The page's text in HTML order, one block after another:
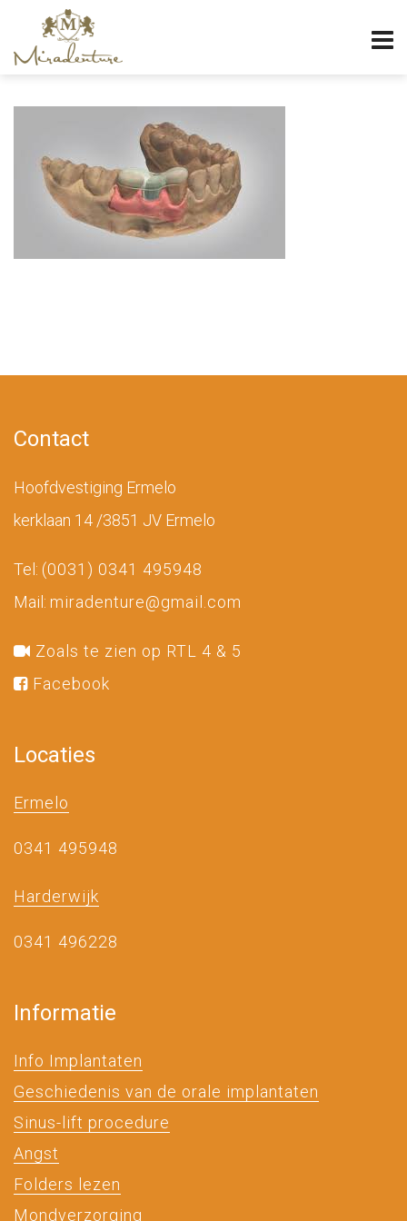
Contact
Hoofdvestiging Ermelo
kerklaan 14 /3851 JV Ermelo
Tel: (0031) 0341 495948
Mail: miradenture@gmail.com
Zoals te zien op RTL 4 & 5
Facebook
Locaties
Ermelo
0341 495948
Harderwijk
0341 496228
Informatie
Info Implantaten
Geschiedenis van de orale implantaten
Sinus-lift procedure
Angst
Folders lezen
Mondverzorging